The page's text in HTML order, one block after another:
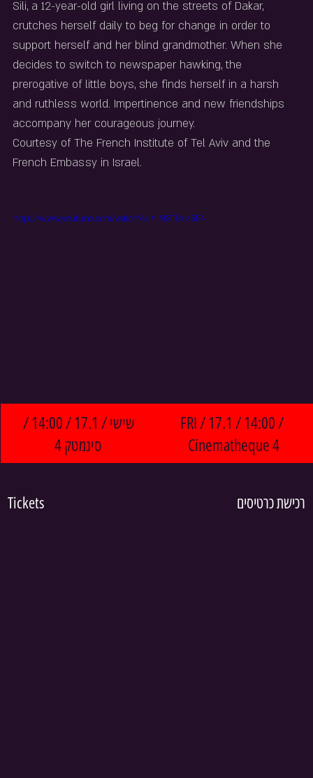
Sili, a 12-year-old girl living on the streets of Dakar,
crutches herself daily to beg for change in order to
support herself and her blind grandmother. When she
decides to switch to newspaper hawking, the
prerogative of little boys, she finds herself in a harsh
and ruthless world. Impertinence and new friendships
accompany her courageous journey.
Courtesy of The French Institute of Tel Aviv and the
French Embassy in Israel.
https://www.youtube.com/watch?v=hlMST8na5F4
שישי / 17.1 / 14:00 /
סינמטק 4
FRI / 17.1 / 14:00 /
Cinematheque 4
Tickets רכישת כרטיסים